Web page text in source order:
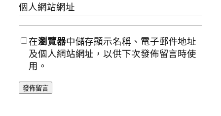
個人網站網址
在瀏覽器中儲存顯示名稱、電子郵件地址
及個人網站網址，以供下次發佈留言時使
用。